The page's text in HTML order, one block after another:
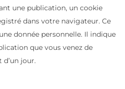
une publication, un cookie
dans votre navigateur. Ce
donnée personnelle. Il indique
que vous venez de
jour.